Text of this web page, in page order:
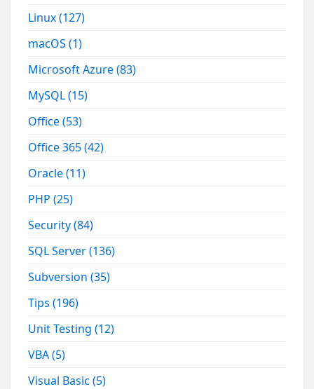
Linux(127)
macOS(1)
Microsoft Azure(83)
MySQL(15)
Office(53)
Office 365(42)
Oracle(11)
PHP(25)
Security(84)
SQL Server(136)
Subversion(35)
Tips(196)
Unit Testing(12)
VBA(5)
Visual Basic(5)